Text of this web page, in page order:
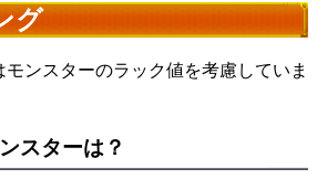
グ
ンスターのラック値を考慮していま
スターは？